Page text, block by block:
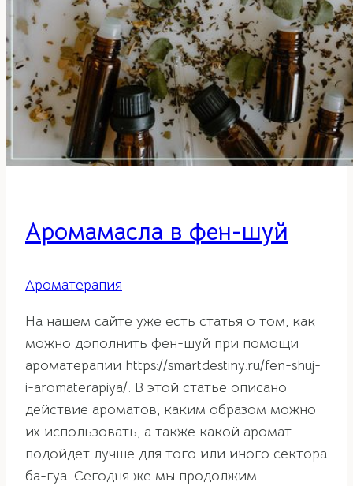
Аромамасла в фен-шуй
Ароматерапия
На нашем сайте уже есть статья о том, как
можно дополнить фен-шуй при помощи
ароматерапии https://smartdestiny.ru/fen-shuj-
i-aromaterapiya/. В этой статье описано
действие ароматов, каким образом можно
их использовать, а также какой аромат
подойдет лучше для того или иного сектора
ба-гуа. Сегодня же мы продолжим